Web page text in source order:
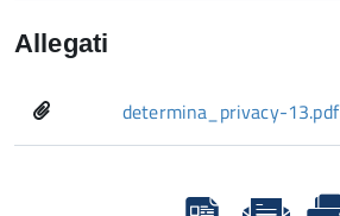
Allegati
determina_privacy-13.pdf